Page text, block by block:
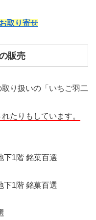
取り寄せ
販売
り扱いの「いちご羽二
たりもしています。
下1階 銘菓百選
下1階 銘菓百選